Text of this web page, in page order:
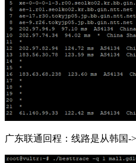
广东联通回程：线路是从韩国-